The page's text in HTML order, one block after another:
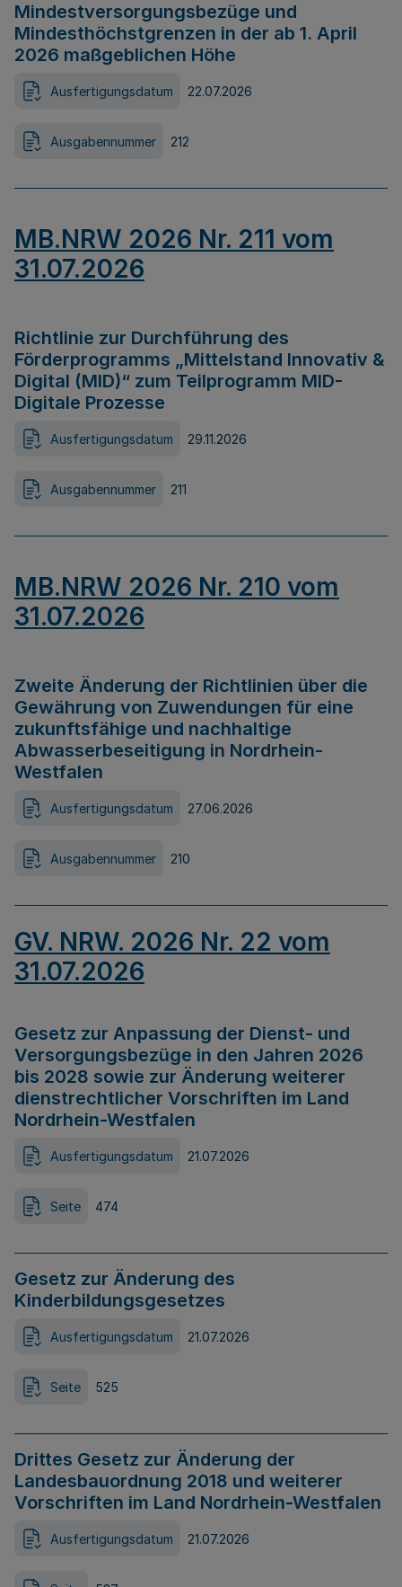
Mindestversorgungsbezüge und
Mindesthöchstgrenzen in der ab 1. April
2026 maßgeblichen Höhe
Ausfertigungsdatum 22.07.2026
Ausgabennummer 212
MB.NRW 2026 Nr. 211 vom
31.07.2026
Richtlinie zur Durchführung des
Förderprogramms „Mittelstand Innovativ &
Digital (MID)“ zum Teilprogramm MID-
Digitale Prozesse
Ausfertigungsdatum 29.11.2026
Ausgabennummer 211
MB.NRW 2026 Nr. 210 vom
31.07.2026
Zweite Änderung der Richtlinien über die
Gewährung von Zuwendungen für eine
zukunftsfähige und nachhaltige
Abwasserbeseitigung in Nordrhein-
Westfalen
Ausfertigungsdatum 27.06.2026
Ausgabennummer 210
GV. NRW. 2026 Nr. 22 vom
31.07.2026
Gesetz zur Anpassung der Dienst- und
Versorgungsbezüge in den Jahren 2026
bis 2028 sowie zur Änderung weiterer
dienstrechtlicher Vorschriften im Land
Nordrhein-Westfalen
Ausfertigungsdatum 21.07.2026
Seite 474
Gesetz zur Änderung des
Kinderbildungsgesetzes
Ausfertigungsdatum 21.07.2026
Seite 525
Drittes Gesetz zur Änderung der
Landesbauordnung 2018 und weiterer
Vorschriften im Land Nordrhein-Westfalen
Ausfertigungsdatum 21.07.2026